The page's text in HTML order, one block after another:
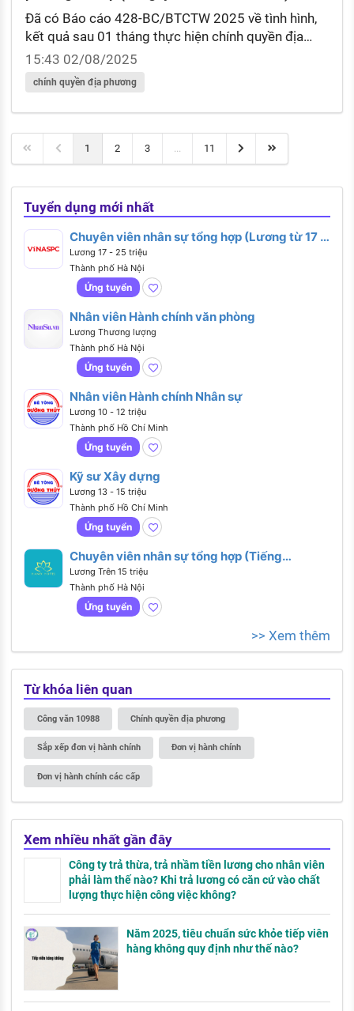
Đã có Báo cáo 428-BC/BTCTW 2025 về tình hình,
kết quả sau 01 tháng thực hiện chính quyền địa
phương 02 cấp (từ ngày 01 đến 31/7/2025)?
Nguyên tắc tổ chức và hoạt động của chính quyền
địa phương được quy định ra sao?
15:43 02/08/2025
chính quyền địa phương
1 2 3 ... 11
Tuyển dụng mới nhất
Chuyên viên nhân sự tổng hợp (Lương từ 17 -
25 triệu)
Lương 17 - 25 triệu
Thành phố Hà Nội
Ứng tuyển
Nhân viên Hành chính văn phòng
Lương Thương lượng
Thành phố Hà Nội
Ứng tuyển
Nhân viên Hành chính Nhân sự
Lương 10 - 12 triệu
Thành phố Hồ Chí Minh
Ứng tuyển
Kỹ sư Xây dựng
Lương 13 - 15 triệu
Thành phố Hồ Chí Minh
Ứng tuyển
Chuyên viên nhân sự tổng hợp (Tiếng
Anh giao tiếp)
Lương Trên 15 triệu
Thành phố Hà Nội
Ứng tuyển
>> Xem thêm
Từ khóa liên quan
Công văn 10988 Chính quyền địa phương
Sắp xếp đơn vị hành chính Đơn vị hành chính
Đơn vị hành chính các cấp
Xem nhiều nhất gần đây
Công ty trả thừa, trả nhầm tiền lương cho nhân viên
phải làm thế nào? Khi trả lương có căn cứ vào chất
lượng thực hiện công việc không?
Năm 2025, tiêu chuẩn sức khỏe tiếp viên
hàng không quy định như thế nào?